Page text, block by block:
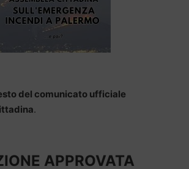
del comunicato ufficiale
.
APPROVATA